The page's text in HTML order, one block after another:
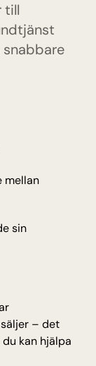
till
snabbare
mellan
sin
– det
kan hjälpa